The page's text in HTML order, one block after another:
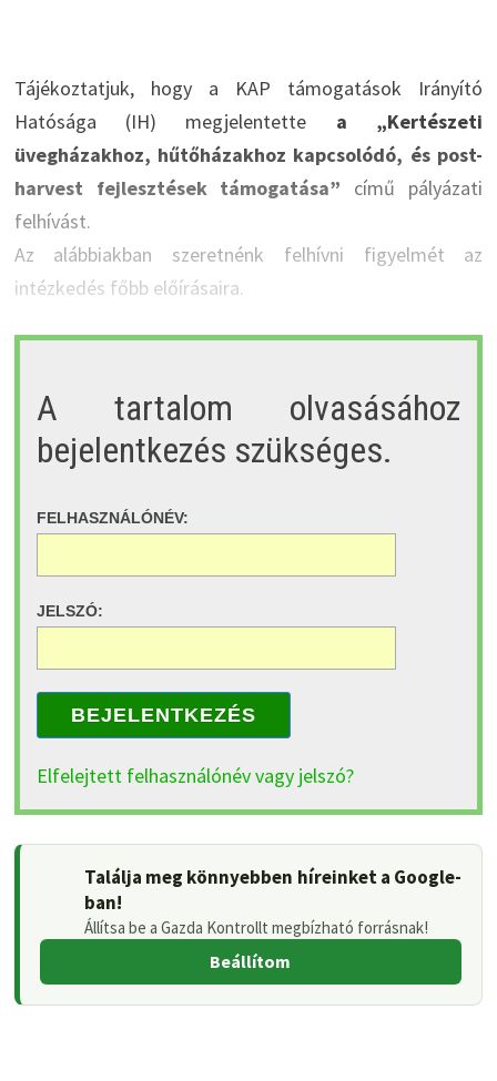
Tájékoztatjuk, hogy a KAP támogatások Irányító
Hatósága (IH) megjelentette a „Kertészeti
üvegházakhoz, hűtőházakhoz kapcsolódó, és post-
harvest fejlesztések támogatása” című pályázati
felhívást.
Az alábbiakban szeretnénk felhívni figyelmét az
intézkedés főbb előírásaira.
A tartalom olvasásához
bejelentkezés szükséges.
FELHASZNÁLÓNÉV:
JELSZÓ:
BEJELENTKEZÉS
Elfelejtett felhasználónév vagy jelszó?
Találja meg könnyebben híreinket a Google-
ban!
Állítsa be a Gazda Kontrollt megbízható forrásnak!
Beállítom